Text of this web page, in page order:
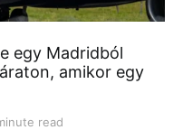
egy Madridból
amikor egy
read